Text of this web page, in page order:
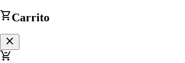
shopping_cartCarrito
close
remove_shopping_cart